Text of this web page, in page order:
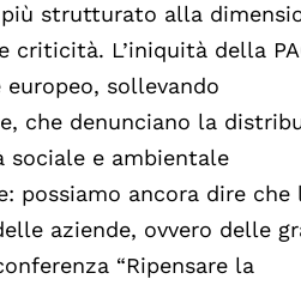
strutturato alla
criticità. L’iniquità della
sollevando
che denunciano la
e ambientale
ancora dire che
aziende, ovvero delle
“Ripensare la